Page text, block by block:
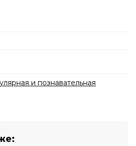
и познавательная